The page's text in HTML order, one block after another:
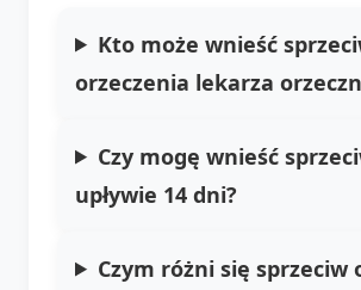
Kto może wnieść
orzeczenia lekarza
Czy mogę wnieść
upływie 14 dni?
Czym różni się sprzeciw